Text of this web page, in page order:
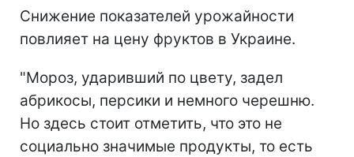
Снижение показателей урожайности
повлияет на цену фруктов в Украине.
"Мороз, ударивший по цвету, задел
абрикосы, персики и немного черешню.
Но здесь стоит отметить, что это не
социально значимые продукты, то есть